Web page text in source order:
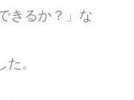
きるか？」な
。